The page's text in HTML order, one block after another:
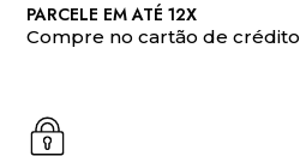
PARCELE EM ATÉ 12X
Compre no cartão de crédito